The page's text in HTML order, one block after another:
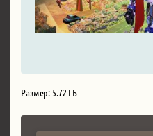
Размер: 5.72 ГБ